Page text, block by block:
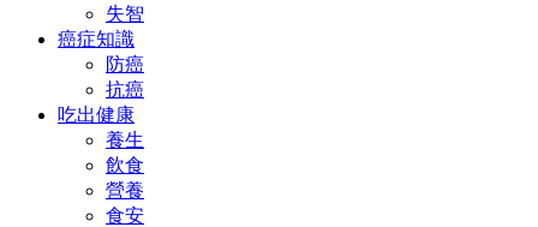
失智
癌症知識
防癌
抗癌
吃出健康
養生
飲食
營養
食安